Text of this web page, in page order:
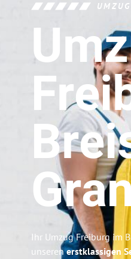
Ihr Umzug Freiburg im
unserenerstklassigen